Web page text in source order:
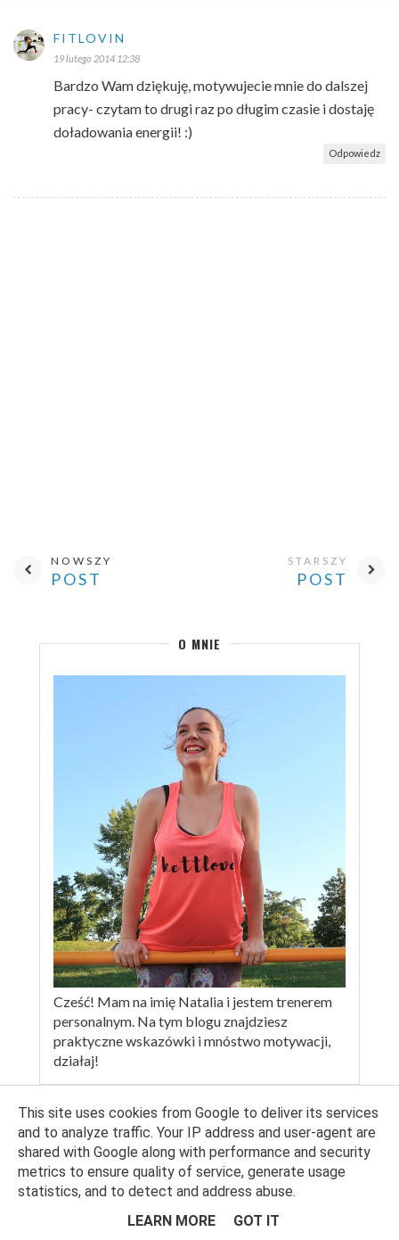
FITLOVIN
19 lutego 2014 12:38
Bardzo Wam dziękuję, motywujecie mnie do dalszej
pracy- czytam to drugi raz po długim czasie i dostaję
doładowania energii! :)
Odpowiedz
NOWSZY
POST
STARSZY
POST
O MNIE
Cześć! Mam na imię Natalia i jestem trenerem
personalnym. Na tym blogu znajdziesz
praktyczne wskazówki i mnóstwo motywacji,
działaj!
SUBSKRYBUJ
This site uses cookies from Google to deliver its services
and to analyze traffic. Your IP address and user-agent are
shared with Google along with performance and security
metrics to ensure quality of service, generate usage
statistics, and to detect and address abuse.
LEARN MORE
GOT IT